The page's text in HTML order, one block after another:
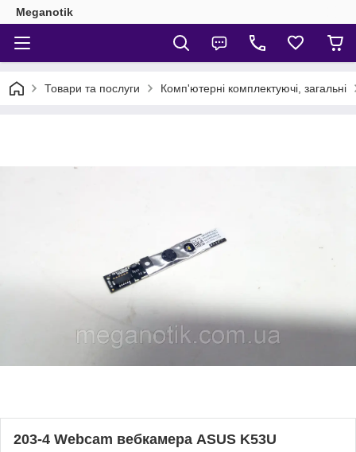
Meganotik
Товари та послуги Комп'ютерні комплектуючі, загальні
203-4 Webcam вебкамера ASUS K53U